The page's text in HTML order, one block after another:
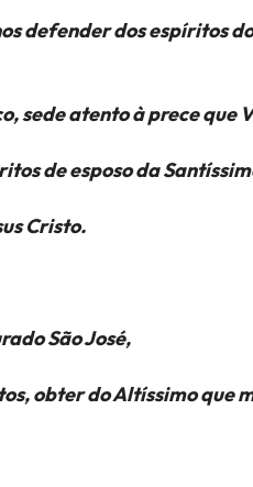
defender dos espíritos
sede atento à prece que
de esposo da
Cristo.
São José,
obter do Altíssimo que